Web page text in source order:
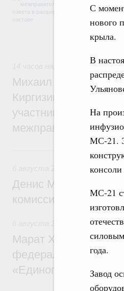
С
нового
крыла.
В
На
МС-21.
МС-21
года.
Завод
числе
рынка.
Евразийский
Михаил Мишустин
Киргизии Садыра
участников
Общие
Денис Мантуров
комиссии по
Марат Хуснуллин:
федерального
«Единого заказчика»